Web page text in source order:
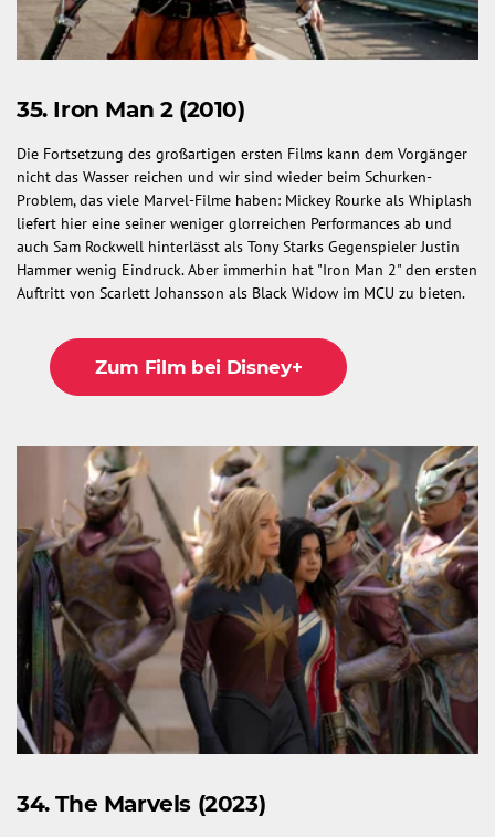
35. Iron Man 2 (2010)
Die Fortsetzung des großartigen ersten Films kann dem Vorgänger
nicht das Wasser reichen und wir sind wieder beim Schurken-
Problem, das viele Marvel-Filme haben: Mickey Rourke als Whiplash
liefert hier eine seiner weniger glorreichen Performances ab und
auch Sam Rockwell hinterlässt als Tony Starks Gegenspieler Justin
Hammer wenig Eindruck. Aber immerhin hat "Iron Man 2" den ersten
Auftritt von Scarlett Johansson als Black Widow im MCU zu bieten.
Zum Film bei Disney+
34. The Marvels (2023)